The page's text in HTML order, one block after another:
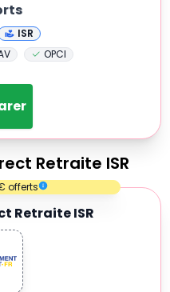
ISR
OPCI
Retraite ISR
offerts
Retraite ISR